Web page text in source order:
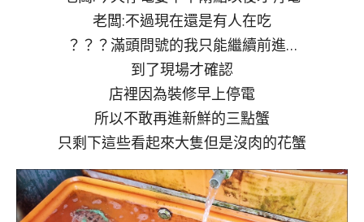
老闆:不過現在還是有人在吃
？？？滿頭問號的我只能繼續前進…
到了現場才確認
店裡因為裝修早上停電
所以不敢再進新鮮的三點蟹
只剩下這些看起來大隻但是沒肉的花蟹